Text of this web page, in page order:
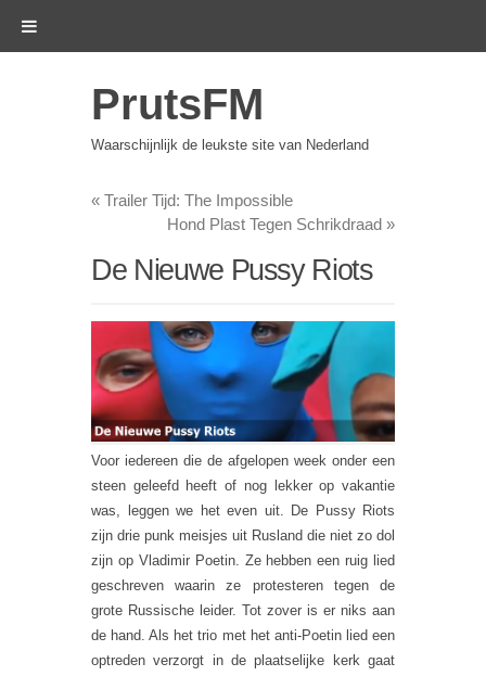
PrutsFM
Waarschijnlijk de leukste site van Nederland
« Trailer Tijd: The Impossible
Hond Plast Tegen Schrikdraad »
De Nieuwe Pussy Riots
Voor iedereen die de afgelopen week onder een
steen geleefd heeft of nog lekker op vakantie
was, leggen we het even uit. De Pussy Riots
zijn drie punk meisjes uit Rusland die niet zo dol
zijn op Vladimir Poetin. Ze hebben een ruig lied
geschreven waarin ze protesteren tegen de
grote Russische leider. Tot zover is er niks aan
de hand. Als het trio met het anti-Poetin lied een
optreden verzorgt in de plaatselijke kerk gaat